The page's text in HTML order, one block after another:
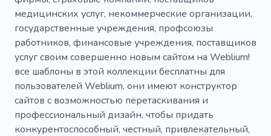
Постоянный наем
Агентство
Охранное агентство
Поиск
Услуги
Личный
Решение
Деньги
Экспертиза
Опыт Политика
Дело
Защита
Стратегия
Планирование
Управление
Аналитика
Налог
медицинских услуг, некоммерческие организации,
государственные учреждения, профсоюзы
работников, финансовые учреждения, поставщиков
услуг своим совершенно новым сайтом на Weblium!
все шаблоны в этой коллекции бесплатны для
пользователей Weblium, они имеют конструктор
сайтов с возможностью перетаскивания и
профессиональный дизайн, чтобы придать
конкурентоспособный, честный, привлекательный,